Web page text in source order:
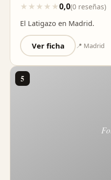
★ ★ ★ ★ ★0,0(0 reseñas)
El Latigazo en Madrid.
Ver ficha 📍 Madrid
5